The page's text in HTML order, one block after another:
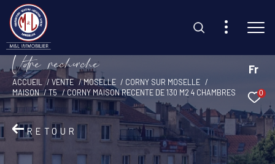
Fr
0
Vore recece
ACCUEIL VENTE MOSELLE
CORNY SUR MOSELLE
MAISON
T5 CORNY MAISON RECENTE DE 130 M2 4 CHAMBRES
RETOUR
Effectuer une recherche
et trouvez le bien qui correspond à vos critères
Type d'offre